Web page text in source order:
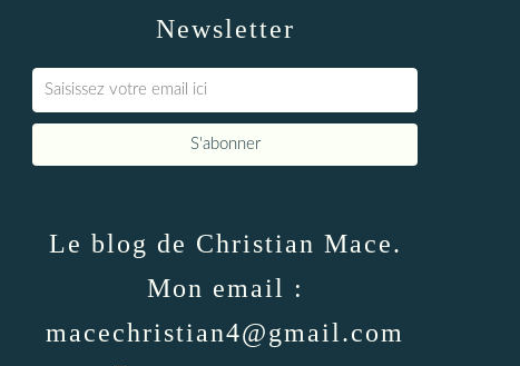
Newsletter
Le blog de Christian Mace.
Mon email :
macechristian4@gmail.com